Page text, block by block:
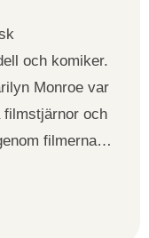
och komiker.
Monroe var
filmstjärnor och
filmerna…